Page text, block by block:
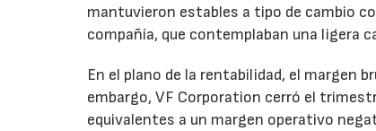
mantuvieron estables a tipo de cambio
compañía, que contemplaban una ligera
En el plano de la rentabilidad, el margen
embargo, VF Corporation cerró el
equivalentes a un margen operativo